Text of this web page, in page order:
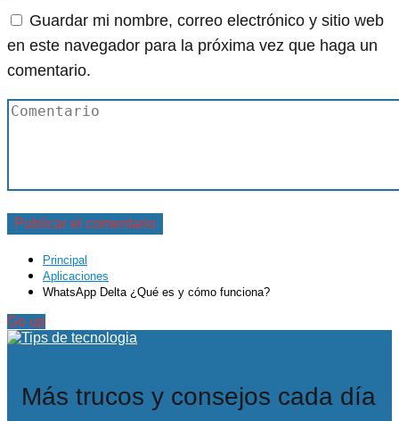
Guardar mi nombre, correo electrónico y sitio web
en este navegador para la próxima vez que haga un
comentario.
Principal
Aplicaciones
WhatsApp Delta ¿Qué es y cómo funciona?
Go up
Más trucos y consejos cada día